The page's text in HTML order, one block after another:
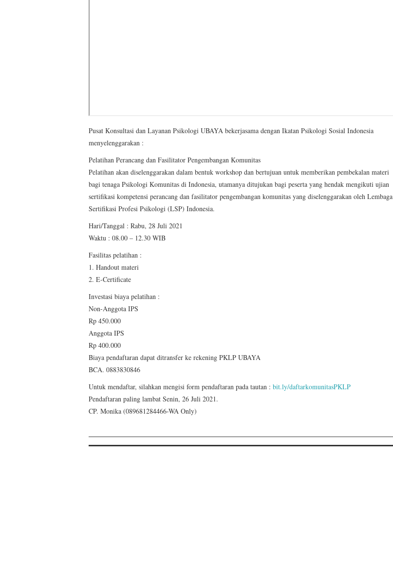
Pusat Konsultasi dan Layanan Psikologi UBAYA bekerjasama dengan Ikatan Psikologi Sosial Indonesia
menyelenggarakan :
Pelatihan Perancang dan Fasilitator Pengembangan Komunitas
Pelatihan akan diselenggarakan dalam bentuk workshop dan bertujuan untuk memberikan pembekalan materi
bagi tenaga Psikologi Komunitas di Indonesia, utamanya ditujukan bagi peserta yang hendak mengikuti ujian
sertifikasi kompetensi perancang dan fasilitator pengembangan komunitas yang diselenggarakan oleh Lembaga
Sertifikasi Profesi Psikologi (LSP) Indonesia.
Hari/Tanggal : Rabu, 28 Juli 2021
Waktu : 08.00 – 12.30 WIB
Fasilitas pelatihan :
1. Handout materi
2. E-Certificate
Investasi biaya pelatihan :
Non-Anggota IPS
Rp 450.000
Anggota IPS
Rp 400.000
Biaya pendaftaran dapat ditransfer ke rekening PKLP UBAYA
BCA. 0883830846
Untuk mendaftar, silahkan mengisi form pendaftaran pada tautan : bit.ly/daftarkomunitasPKLP
Pendaftaran paling lambat Senin, 26 Juli 2021.
CP. Monika (089681284466-WA Only)